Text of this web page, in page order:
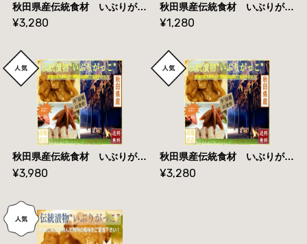
秋田県産伝統食材 いぶりがっこ （短）/１５０g入 ３セット 【送料無料】産地直送
¥3,280
秋田県産伝統食材 いぶりがっこ（短切り）/１５０ｇ入り/袋 送料無料
¥1,280
秋田県産伝統食材 いぶりがっこ スライス/１５０ｇ入り ５セット【送料無料】産地直送
¥3,980
秋田県産伝統食材 いぶりがっこ スライス/１５０ｇ入り ３セット【送料無料】産地直送
¥3,280